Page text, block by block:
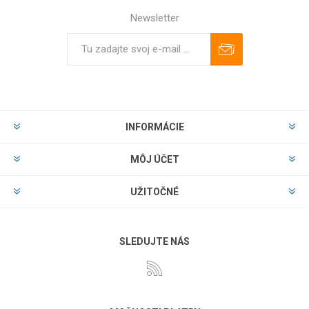
Newsletter
INFORMÁCIE
MÔJ ÚČET
UŽITOČNÉ
SLEDUJTE NÁS